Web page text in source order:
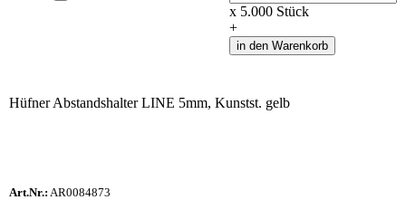
x 5.000 Stück
+
in den Warenkorb
Hüfner Abstandshalter LINE 5mm, Kunstst. gelb
Art.Nr.: AR0084873